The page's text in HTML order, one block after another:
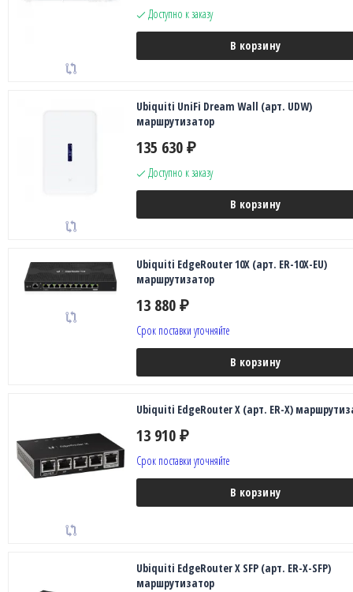
Доступно к заказу
В корзину
Ubiquiti UniFi Dream Wall (арт. UDW)
маршрутизатор
135 630 ₽
Доступно к заказу
В корзину
Ubiquiti EdgeRouter 10X (арт. ER-10X-EU)
маршрутизатор
13 880 ₽
Срок поставки уточняйте
В корзину
Ubiquiti EdgeRouter X (арт. ER-X)
13 910 ₽
Срок поставки уточняйте
В корзину
Ubiquiti EdgeRouter X SFP (арт. ER-X-SFP)
маршрутизатор